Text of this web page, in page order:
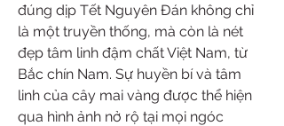
đúng dịp Tết Nguyên Đán không chỉ
là một truyền thống, mà còn là nét
đẹp tâm linh đậm chất Việt Nam, từ
Bắc chín Nam. Sự huyền bí và tâm
linh của cây mai vàng được thể hiện
qua hình ảnh nở rộ tại mọi ngóc